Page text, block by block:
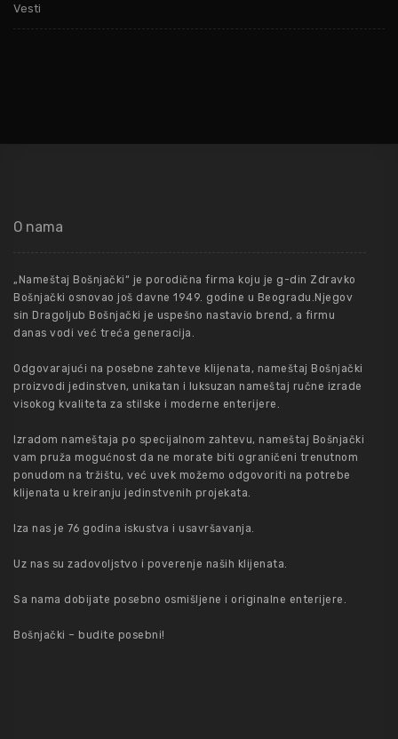
Vesti
O nama
„Nameštaj Bošnjački“ je porodična firma koju je g-din Zdravko
Bošnjački osnovao još davne 1949. godine u Beogradu.Njegov
sin Dragoljub Bošnjački je uspešno nastavio brend, a firmu
danas vodi već treća generacija.
Odgovarajući na posebne zahteve klijenata, nameštaj Bošnjački
proizvodi jedinstven, unikatan i luksuzan nameštaj ručne izrade
visokog kvaliteta za stilske i moderne enterijere.
Izradom nameštaja po specijalnom zahtevu, nameštaj Bošnjački
vam pruža mogućnost da ne morate biti ograničeni trenutnom
ponudom na tržištu, već uvek možemo odgovoriti na potrebe
klijenata u kreiranju jedinstvenih projekata.
Iza nas je 76 godina iskustva i usavršavanja.
Uz nas su zadovoljstvo i poverenje naših klijenata.
Sa nama dobijate posebno osmišljene i originalne enterijere.
Bošnjački – budite posebni!